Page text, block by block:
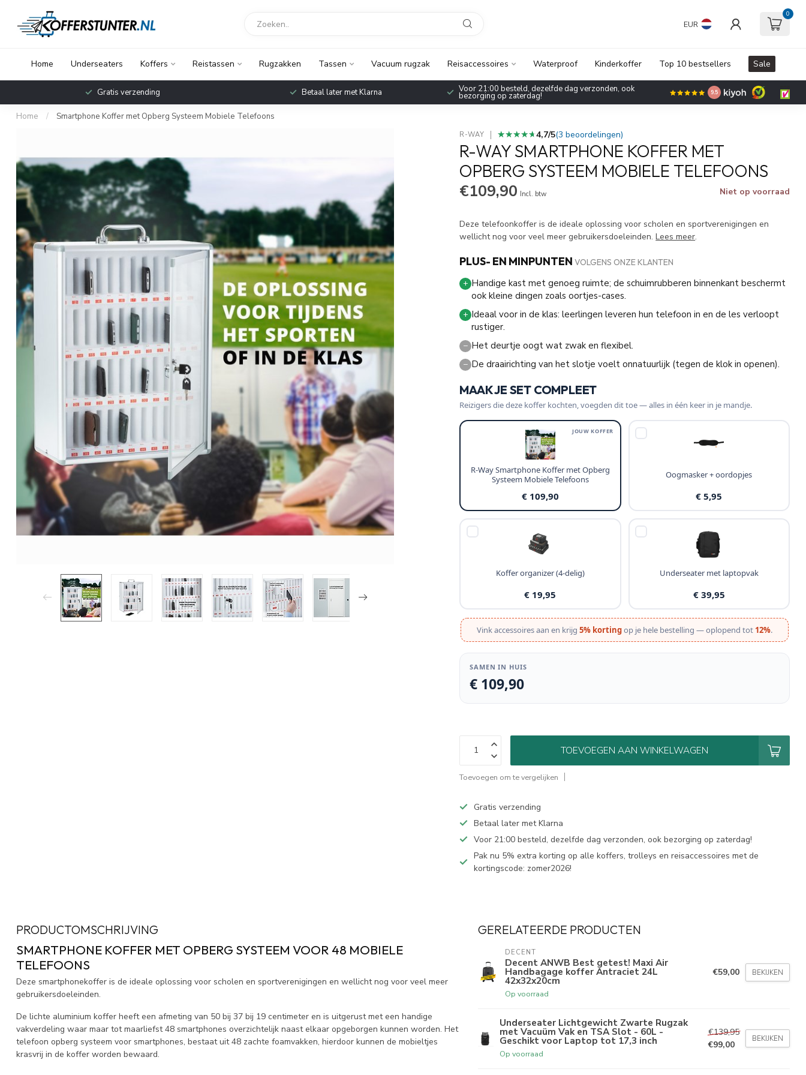
EUR
0
Home Underseaters Koffers Reistassen Rugzakken Tassen Vacuum rugzak Reisaccessoires Waterproof Kinderkoffer Top 10 bestsellers Sale
Betaal later met Klarna Voor 21:00 besteld, dezelfde dag verzonden, ook
bezorging op zaterdag!
Pak nu 5% extra korting op alle koffers, trolleys en
reisaccessoires met de kortingscode: zomer2026! 9.5
Home / Smartphone Koffer met Opberg Systeem Mobiele Telefoons
R-WAY ★★★★★
★★★★★4,7/5(3 beoordelingen)
R-WAY SMARTPHONE KOFFER MET
OPBERG SYSTEEM MOBIELE TELEFOONS
€109,90 Incl. btw Niet op voorraad
Deze telefoonkoffer is de ideale oplossing voor scholen en sportverenigingen en
wellicht nog voor veel meer gebruikersdoeleinden.Lees meer.
PLUS- EN MINPUNTENVOLGENS ONZE KLANTEN
+ Handige kast met genoeg ruimte; de schuimrubberen binnenkant beschermt
ook kleine dingen zoals oortjes-cases.
+ Ideaal voor in de klas: leerlingen leveren hun telefoon in en de les verloopt
rustiger.
− Het deurtje oogt wat zwak en flexibel.
− De draairichting van het slotje voelt onnatuurlijk (tegen de klok in openen).
MAAK JE SET COMPLEET
Reizigers die deze koffer kochten, voegden dit toe — alles in één keer in je mandje.
JOUW KOFFER
R-Way Smartphone Koffer met Opberg
Systeem Mobiele Telefoons
€ 109,90
Oogmasker + oordopjes
€ 5,95
Koffer organizer (4-delig)
€ 19,95
Underseater met laptopvak
€ 39,95
Vink accessoires aan en krijg5% kortingop je hele bestelling — oplopend tot 12%.
SAMEN IN HUIS
€ 109,90
TOEVOEGEN AAN WINKELWAGEN
Toevoegen om te vergelijken
Gratis verzending
Betaal later met Klarna
Voor 21:00 besteld, dezelfde dag verzonden, ook bezorging op zaterdag!
Pak nu 5% extra korting op alle koffers, trolleys en reisaccessoires met de
kortingscode: zomer2026!
PRODUCTOMSCHRIJVING
SMARTPHONE KOFFER MET OPBERG SYSTEEM VOOR 48 MOBIELE
TELEFOONS
Deze smartphonekoffer is de ideale oplossing voor scholen en sportverenigingen en wellicht nog voor veel meer
gebruikersdoeleinden.
De lichte aluminium koffer heeft een afmeting van 50 bij 37 bij 19 centimeter en is uitgerust met een handige
vakverdeling waar maar tot maarliefst 48 smartphones overzichtelijk naast elkaar opgeborgen kunnen worden. Het
telefoon opberg systeem voor smartphones, bestaat uit 48 zachte foamvakken, hierdoor kunnen de mobieltjes
krasvrij in de koffer worden bewaard.
GERELATEERDE PRODUCTEN
DECENT
Decent ANWB Best getest! Maxi Air
Handbagage koffer Antraciet 24L
42x32x20cm
Op voorraad
€59,00 BEKIJKEN
Underseater Lichtgewicht Zwarte Rugzak
met Vacuüm Vak en TSA Slot - 60L -
Geschikt voor Laptop tot 17,3 inch
Op voorraad
€139,95
€99,00
BEKIJKEN